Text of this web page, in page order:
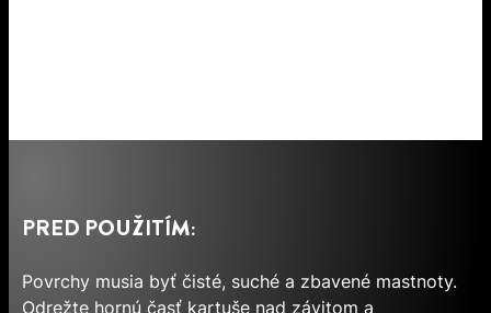
PRED POUŽITÍM:
Povrchy musia byť čisté, suché a zbavené mastnoty.
Odrežte hornú časť kartuše nad závitom a